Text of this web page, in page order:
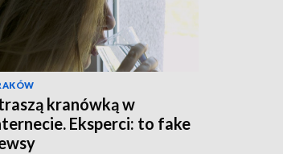
kranówką w
Eksperci: to fake